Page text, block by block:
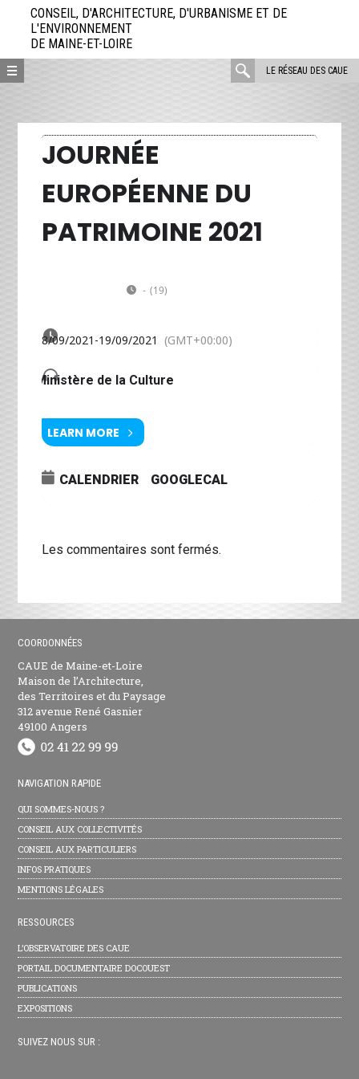
directement
contenu
CONSEIL, D'ARCHITECTURE, D'URBANISME ET DE
L'ENVIRONNEMENT
DE MAINE-ET-LOIRE
LE RÉSEAU DES CAUE
rechercher
JOURNÉE
EUROPÉENNE DU
PATRIMOINE 2021
- (19)
18/09/2021 -19/09/2021 (GMT+00:00)
Ministère de la Culture
LEARN MORE
CALENDRIER GOOGLECAL
Les commentaires sont fermés.
COORDONNÉES
CAUE de Maine-et-Loire
Maison de l’Architecture,
des Territoires et du Paysage
312 avenue René Gasnier
49100 Angers
NAVIGATION RAPIDE
QUI SOMMES-NOUS ?
CONSEIL AUX COLLECTIVITÉS
CONSEIL AUX PARTICULIERS
INFOS PRATIQUES
MENTIONS LÉGALES
RESSOURCES
L’OBSERVATOIRE DES CAUE
PORTAIL DOCUMENTAIRE DOCOUEST
PUBLICATIONS
EXPOSITIONS
SUIVEZ NOUS SUR :